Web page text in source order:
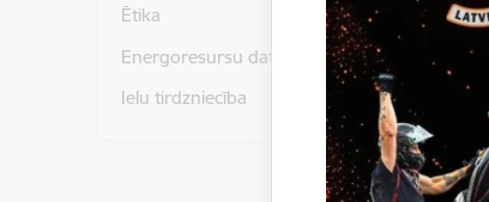
Ētika
Energoresursu dati un statistika
Ielu tirdzniecība